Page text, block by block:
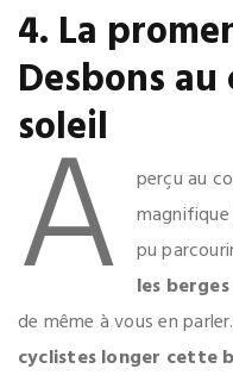
4. La
Desbonsau
soleil
A
perçu au
magnifique
pu
les
de même à vous en
cyclistes longer cette